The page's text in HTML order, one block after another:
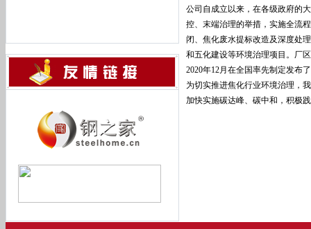
公司自成立以来，在各级政府的
控、末端治理的举措，实施全流
闭、焦化废水提标改造及深度处
和五化建设等环境治理项目。厂
2020年12月在全国率先制定发布
为切实推进焦化行业环境治理，
加快实施碳达峰、碳中和，积极